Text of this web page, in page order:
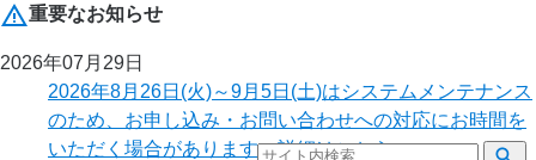
重要なお知らせ
2026年07月29日
2026年8月26日(火)～9月5日(土)はシステムメンテナンス
のため、お申し込み・お問い合わせへの対応にお時間を
いただく場合があります。詳細はこちら。